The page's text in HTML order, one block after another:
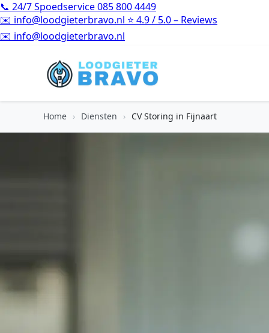
📞 24/7 Spoedservice085 800 4449
✉️ info@loodgieterbravo.nl ⭐ 4.9 / 5.0 – Reviews
⭐4.9 / 5.0 – Reviews
Home › Diensten › CV Storing in Fijnaart